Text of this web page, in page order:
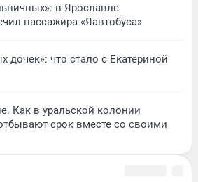
в Ярославле
пассажира «Яавтобуса»
дочек»: что стало с Екатериной
Как в уральской колонии
срок вместе со своими